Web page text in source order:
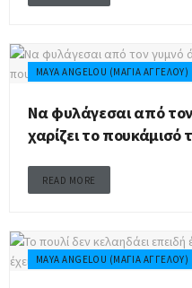
MAYA ANGELOU (ΜΆΓΙΑ ΑΓΓΈΛΟΥ)
Να φυλάγεσαι από
χαρίζει το πουκάμισό
READ MORE
MAYA ANGELOU (ΜΆΓΙΑ ΑΓΓΈΛΟΥ)